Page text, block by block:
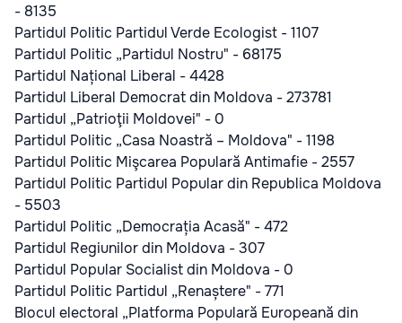
- 8135
Partidul Politic Partidul Verde Ecologist - 1107
Partidul Politic „Partidul Nostru" - 68175
Partidul Național Liberal - 4428
Partidul Liberal Democrat din Moldova - 273781
Partidul „Patrioţii Moldovei" - 0
Partidul Politic „Casa Noastră – Moldova" - 1198
Partidul Politic Mişcarea Populară Antimafie - 2557
Partidul Politic Partidul Popular din Republica Moldova
- 5503
Partidul Politic „Democrația Acasă" - 472
Partidul Regiunilor din Moldova - 307
Partidul Popular Socialist din Moldova - 0
Partidul Politic Partidul „Renaștere" - 771
Blocul electoral „Platforma Populară Europeană din